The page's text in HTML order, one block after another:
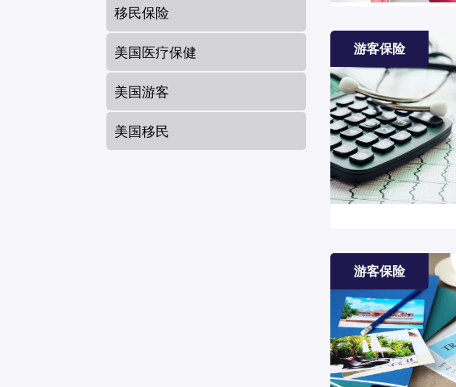
移民保险
美国医疗保健
美国游客
美国移民
游客保险
游客保险